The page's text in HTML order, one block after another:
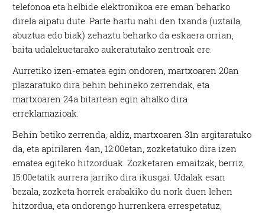
telefonoa eta helbide elektronikoa ere eman beharko
direla aipatu dute. Parte hartu nahi den txanda (uztaila,
abuztua edo biak) zehaztu beharko da eskaera orrian,
baita udalekuetarako aukeratutako zentroak ere.
Aurretiko izen-ematea egin ondoren, martxoaren 20an
plazaratuko dira behin behineko zerrendak, eta
martxoaren 24a bitartean egin ahalko dira
erreklamazioak.
Behin betiko zerrenda, aldiz, martxoaren 31n argitaratuko
da, eta apirilaren 4an, 12:00etan, zozketatuko dira izen
ematea egiteko hitzorduak. Zozketaren emaitzak, berriz,
15:00etatik aurrera jarriko dira ikusgai. Udalak esan
bezala, zozketa horrek erabakiko du nork duen lehen
hitzordua, eta ondorengo hurrenkera errespetatuz,